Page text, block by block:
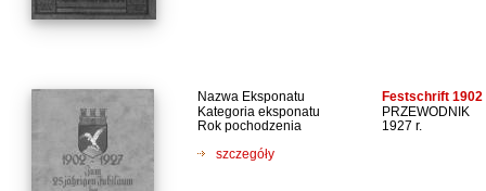
Nazwa Eksponatu Festschrift
Kategoria eksponatu
PRZEWODNIK
Rok pochodzenia
1927 r.
szczegóły